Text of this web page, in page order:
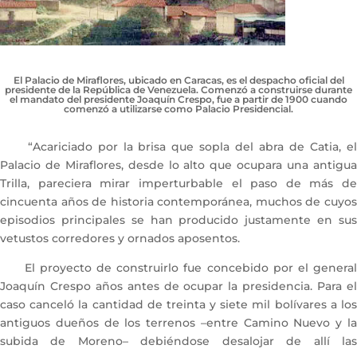
El Palacio de Miraflores, ubicado en Caracas, es el despacho oficial del
presidente de la República de Venezuela. Comenzó a construirse durante
el mandato del presidente Joaquín Crespo, fue a partir de 1900 cuando
comenzó a utilizarse como Palacio Presidencial.
“Acariciado por la brisa que sopla del abra de Catia, el
Palacio de Miraflores, desde lo alto que ocupara una antigua
Trilla, pareciera mirar imperturbable el paso de más de
cincuenta años de historia contemporánea, muchos de cuyos
episodios principales se han producido justamente en sus
vetustos corredores y ornados aposentos.
El proyecto de construirlo fue concebido por el general
Joaquín Crespo años antes de ocupar la presidencia. Para el
caso canceló la cantidad de treinta y siete mil bolívares a los
antiguos dueños de los terrenos –entre Camino Nuevo y la
subida de Moreno– debiéndose desalojar de allí las